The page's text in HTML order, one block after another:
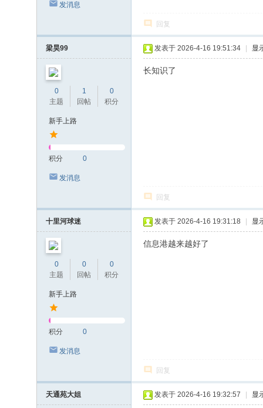
发消息
回复
梁昊99
0
主题
1
回帖
0
积分
新手上路
积分 0
发消息
发表于 2026-4-16 19:51:34 显
长知识了
回复
十里河球迷
0
主题
0
回帖
0
积分
新手上路
积分 0
发消息
发表于 2026-4-16 19:31:18 显
信息港越来越好了
回复
天通苑大姐 发表于 2026-4-16 19:32:57 显